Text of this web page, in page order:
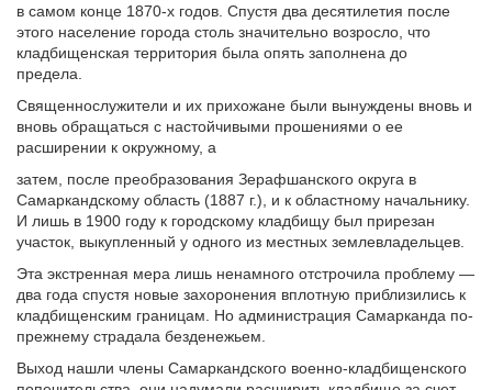
в самом конце 1870-х годов. Спустя два десятилетия после
этого население города столь значительно возросло, что
кладбищенская территория была опять заполнена до
предела.
Священнослужители и их прихожане были вынуждены вновь и
вновь обращаться с настойчивыми прошениями о ее
расширении к окружному, а
затем, после преобразования Зерафшанского округа в
Самаркандскому область (1887 г.), и к областному начальнику.
И лишь в 1900 году к городскому кладбищу был прирезан
участок, выкупленный у одного из местных землевладельцев.
Эта экстренная мера лишь ненамного отстрочила проблему —
два года спустя новые захоронения вплотную приблизились к
кладбищенским границам. Но администрация Самарканда по-
прежнему страдала безденежьем.
Выход нашли члены Самаркандского военно-кладбищенского